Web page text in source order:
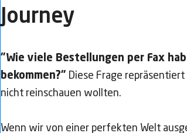
Journey
"Wie viele Bestellungen per Fax
bekommen?" Diese Frage
nicht reinschauen wollten.
Wenn wir von einer perfekten Welt